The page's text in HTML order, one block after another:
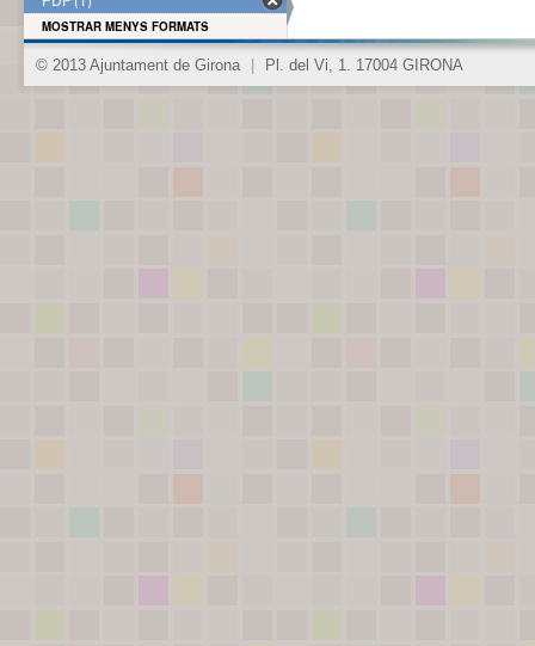
MOSTRAR MENYS FORMATS
© 2013 Ajuntament de Girona Pl. del Vi, 1. 17004 GIRONA